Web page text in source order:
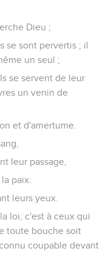
Dieu ;
se sont pervertis ; il
un seul ;
se servent de leur
un venin de
et d'amertume.
leur passage,
paix.
leurs yeux.
loi, c'est à ceux qui
toute bouche soit
coupable devant